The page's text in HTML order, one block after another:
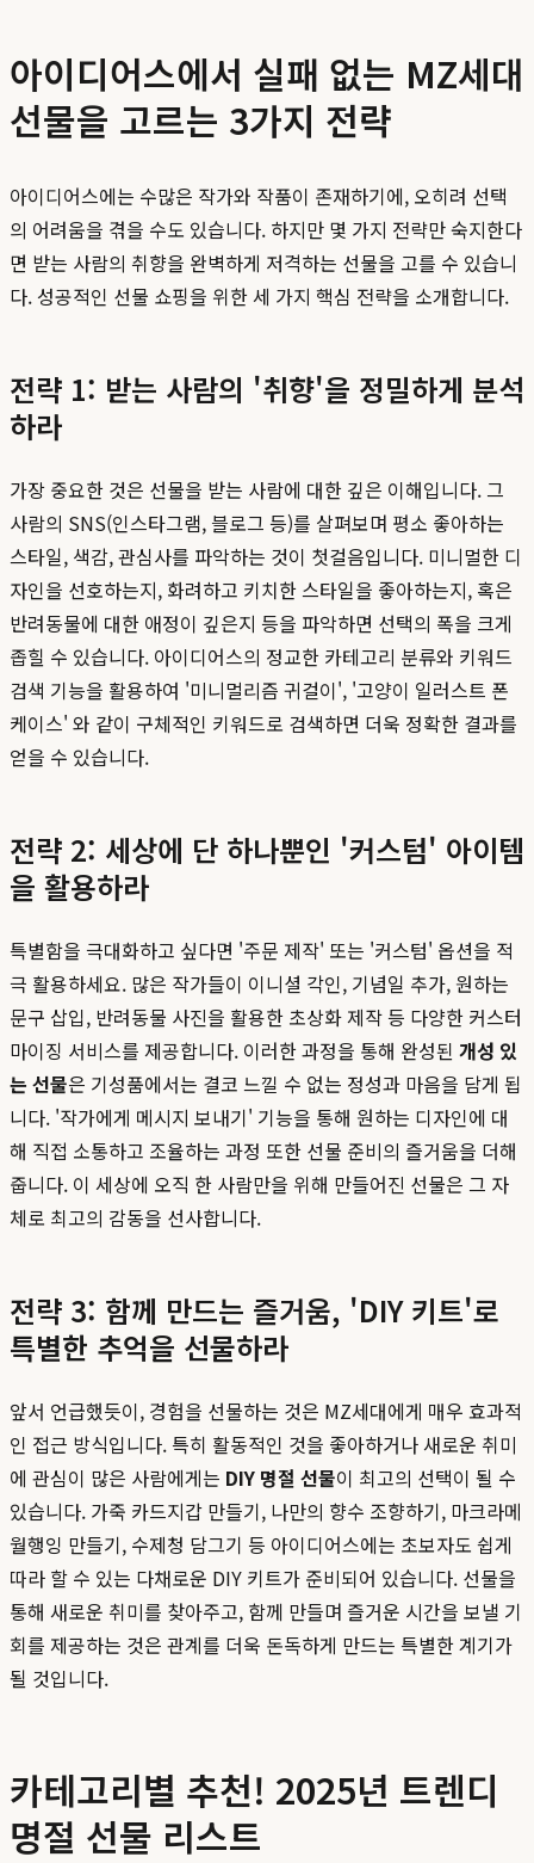
아이디어스에서 실패 없는 MZ세대
선물을 고르는 3가지 전략
아이디어스에는 수많은 작가와 작품이 존재하기에, 오히려 선택
의 어려움을 겪을 수도 있습니다. 하지만 몇 가지 전략만 숙지한다
면 받는 사람의 취향을 완벽하게 저격하는 선물을 고를 수 있습니
다. 성공적인 선물 쇼핑을 위한 세 가지 핵심 전략을 소개합니다.
전략 1: 받는 사람의 '취향'을 정밀하게 분석
하라
가장 중요한 것은 선물을 받는 사람에 대한 깊은 이해입니다. 그
사람의 SNS(인스타그램, 블로그 등)를 살펴보며 평소 좋아하는
스타일, 색감, 관심사를 파악하는 것이 첫걸음입니다. 미니멀한 디
자인을 선호하는지, 화려하고 키치한 스타일을 좋아하는지, 혹은
반려동물에 대한 애정이 깊은지 등을 파악하면 선택의 폭을 크게
좁힐 수 있습니다. 아이디어스의 정교한 카테고리 분류와 키워드
검색 기능을 활용하여 '미니멀리즘 귀걸이', '고양이 일러스트 폰
케이스' 와 같이 구체적인 키워드로 검색하면 더욱 정확한 결과를
얻을 수 있습니다.
전략 2: 세상에 단 하나뿐인 '커스텀' 아이템
을 활용하라
특별함을 극대화하고 싶다면 '주문 제작' 또는 '커스텀' 옵션을 적
극 활용하세요. 많은 작가들이 이니셜 각인, 기념일 추가, 원하는
문구 삽입, 반려동물 사진을 활용한 초상화 제작 등 다양한 커스터
마이징 서비스를 제공합니다. 이러한 과정을 통해 완성된 개성 있
는 선물은 기성품에서는 결코 느낄 수 없는 정성과 마음을 담게 됩
니다. '작가에게 메시지 보내기' 기능을 통해 원하는 디자인에 대
해 직접 소통하고 조율하는 과정 또한 선물 준비의 즐거움을 더해
줍니다. 이 세상에 오직 한 사람만을 위해 만들어진 선물은 그 자
체로 최고의 감동을 선사합니다.
전략 3: 함께 만드는 즐거움, 'DIY 키트'로
특별한 추억을 선물하라
앞서 언급했듯이, 경험을 선물하는 것은 MZ세대에게 매우 효과적
인 접근 방식입니다. 특히 활동적인 것을 좋아하거나 새로운 취미
에 관심이 많은 사람에게는 DIY 명절 선물이 최고의 선택이 될 수
있습니다. 가죽 카드지갑 만들기, 나만의 향수 조향하기, 마크라메
월행잉 만들기, 수제청 담그기 등 아이디어스에는 초보자도 쉽게
따라 할 수 있는 다채로운 DIY 키트가 준비되어 있습니다. 선물을
통해 새로운 취미를 찾아주고, 함께 만들며 즐거운 시간을 보낼 기
회를 제공하는 것은 관계를 더욱 돈독하게 만드는 특별한 계기가
될 것입니다.
카테고리별 추천! 2025년 트렌디
명절 선물 리스트